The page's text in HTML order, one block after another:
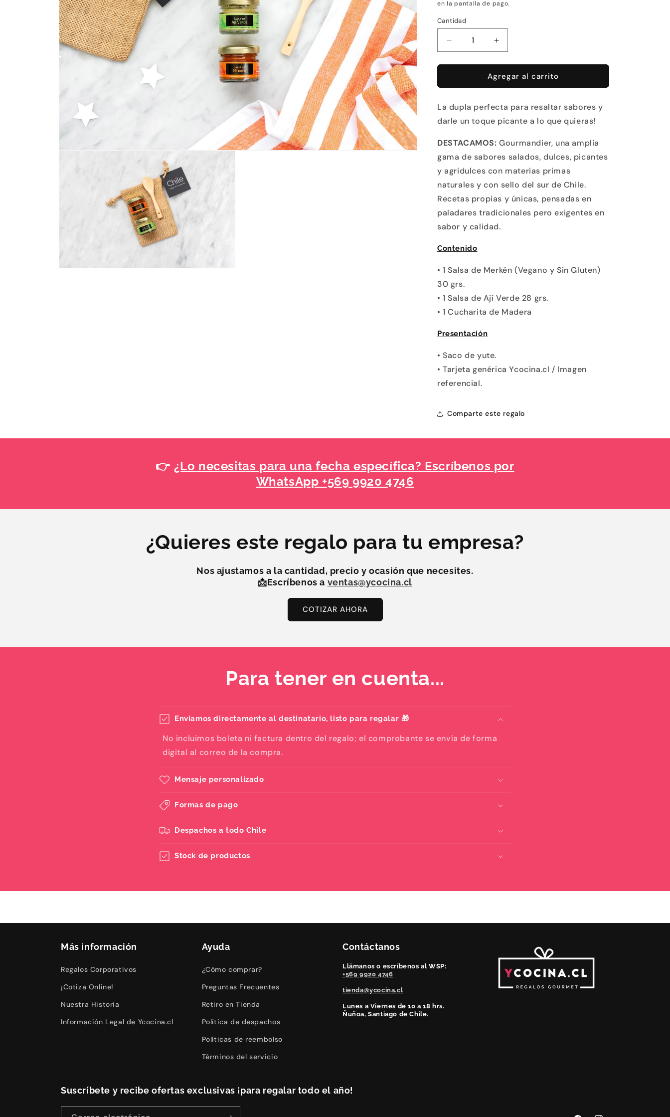
en la pantalla de pago.
Cantidad
Reducir
cantidad
para
y
Aumentar
cantidad
para
Sabor
y
Agregar al carrito
La dupla perfecta para resaltar sabores y
darle un toque picante a lo que quieras!
DESTACAMOS: Gourmandier, una amplia
gama de sabores salados, dulces, picantes
y agridulces con materias primas
naturales y con sello del sur de Chile.
Recetas propias y únicas, pensadas en
paladares tradicionales pero exigentes en
sabor y calidad.
Contenido
• 1 Salsa de Merkén (Vegano y Sin Gluten)
30 grs.
• 1 Salsa de Ají Verde 28 grs.
• 1 Cucharita de Madera
Presentación
• Saco de yute.
• Tarjeta genérica Ycocina.cl / Imagen
referencial.
Comparte este regalo
👉 ¿Lo necesitas para una fecha específica? Escríbenos por
WhatsApp +569 9920 4746
¿Quieres este regalo para tu empresa?
Nos ajustamos a la cantidad, precio y ocasión que necesites.
📩Escríbenos a ventas@ycocina.cl
COTIZAR AHORA
Para tener en cuenta...
Enviamos directamente al destinatario, listo para regalar 🎁
No incluimos boleta ni factura dentro del regalo; el comprobante se envía de forma
digital al correo de la compra.
Mensaje personalizado
Formas de pago
Despachos a todo Chile
Stock de productos
Más información
Regalos Corporativos
¡Cotiza Online!
Nuestra Historia
Información Legal de Ycocina.cl
Ayuda
¿Cómo comprar?
Preguntas Frecuentes
Retiro en Tienda
Política de despachos
Políticas de reembolso
Términos del servicio
Contáctanos
Llámanos o escríbenos al WSP:
+569 9920 4746
tienda@ycocina.cl
Lunes a Viernes de 10 a 18 hrs.
Ñuñoa, Santiago de Chile.
Suscríbete y recibe ofertas exclusivas ¡para regalar todo el año!